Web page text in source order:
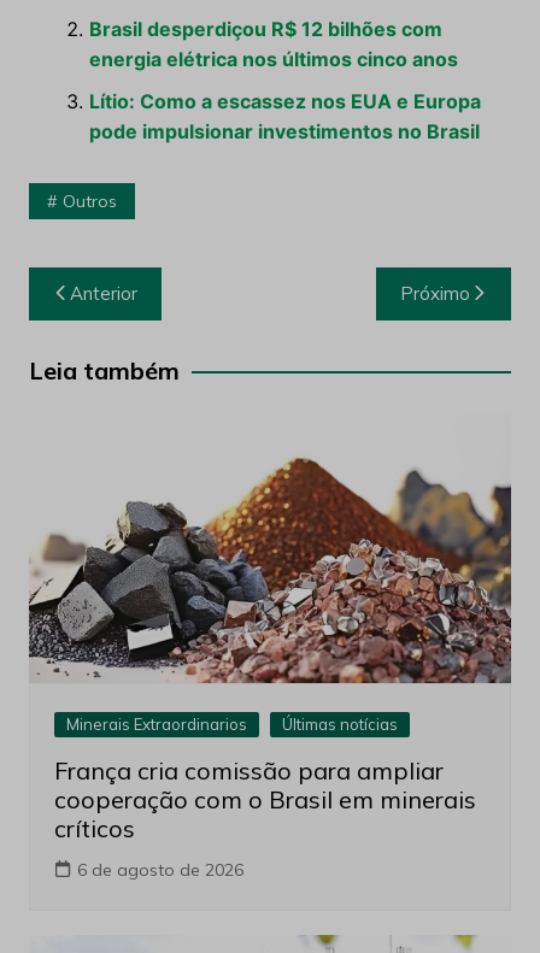
Brasil desperdiçou R$ 12 bilhões com
energia elétrica nos últimos cinco anos
Lítio: Como a escassez nos EUA e Europa
pode impulsionar investimentos no Brasil
Outros
Navegação
de
Post
Anterior Próximo
Leia também
Minerais Extraordinarios Últimas notícias
França cria comissão para ampliar
cooperação com o Brasil em minerais
críticos
6 de agosto de 2026